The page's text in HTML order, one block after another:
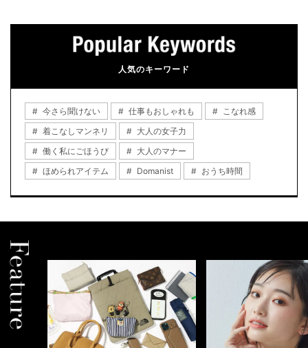
人気のキーワード
今さら聞けない 仕事もおしゃれも
こなれ感
着こなしマンネリ
大人の女子力
働く私にごほうび
大人のマナー
ほめられアイテム
Domanist おうち時間